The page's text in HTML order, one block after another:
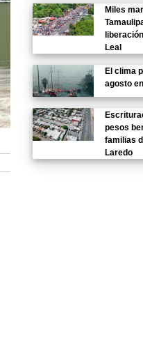
Miles
Leal
El clima
agosto
pesos
familias
Laredo